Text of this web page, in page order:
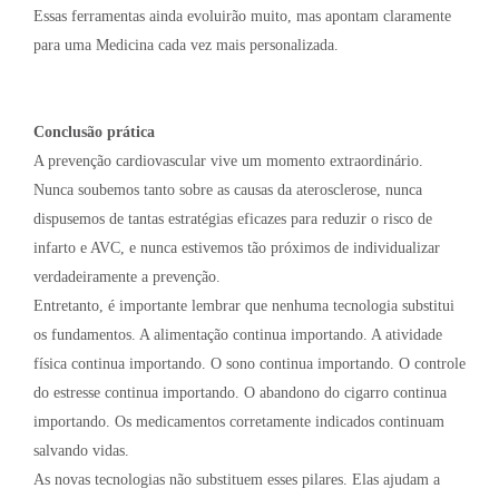
Essas ferramentas ainda evoluirão muito, mas apontam claramente
para uma Medicina cada vez mais personalizada.
Conclusão prática
A prevenção cardiovascular vive um momento extraordinário.
Nunca soubemos tanto sobre as causas da aterosclerose, nunca
dispusemos de tantas estratégias eficazes para reduzir o risco de
infarto e AVC, e nunca estivemos tão próximos de individualizar
verdadeiramente a prevenção.
Entretanto, é importante lembrar que nenhuma tecnologia substitui
os fundamentos. A alimentação continua importando. A atividade
física continua importando. O sono continua importando. O controle
do estresse continua importando. O abandono do cigarro continua
importando. Os medicamentos corretamente indicados continuam
salvando vidas.
As novas tecnologias não substituem esses pilares. Elas ajudam a